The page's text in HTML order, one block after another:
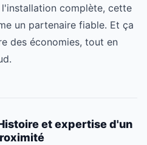
complète, cette
un partenaire fiable. Et ça
des économies, tout en
et expertise d'un